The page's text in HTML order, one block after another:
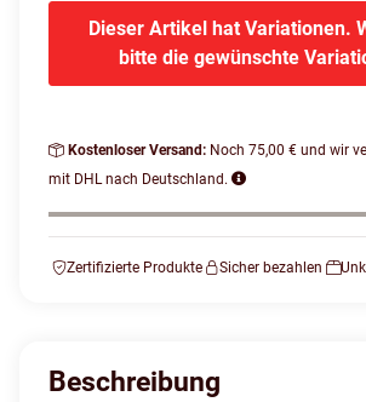
Dieser Artikel hat Variationen.
bitte die gewünschte
Kostenloser Versand: Noch 75,00 € und wir
mit DHL nach Deutschland.
Zertifizierte Produkte Sicher bezahlen
Beschreibung